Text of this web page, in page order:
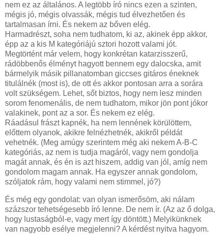
nem ez az általános. A legtöbb író nincs ezen a szinten,
mégis jó, mégis olvassák, mégis tud élvezhetően és
tartalmasan írni. És nekem az bőven elég.
Harmadrészt, soha nem tudhatom, ki az, akinek épp akkor,
épp az a kis M kategóriájú sztori hozott valami jót.
Megtörtént már velem, hogy konkrétan katarzisszerű,
rádöbbenős élményt hagyott bennem egy dalocska, amit
bármelyik másik pillanatomban giccses gitáros éneknek
titulálnék (most is), de ott és akkor pontosan arra a sorára
volt szükségem. Lehet, sőt biztos, hogy nem lesz minden
sorom fenomenális, de nem tudhatom, mikor jön pont jókor
valakinek, pont az a sor. És nekem ez elég.
Ráadásul frászt kapnék, ha nem lennének körülöttem,
előttem olyanok, akikre felnézhetnék, akikről példát
vehetnék. (Meg amúgy szerintem még aki nekem A-B-C
kategóriás, az nem is tudja magáról, vagy nem gondolja
magát annak, és én is azt hiszem, addig van jól, amíg nem
gondolom magam annak. Ha egyszer annak gondolom,
szóljatok rám, hogy valami nem stimmel, jó?)
És még egy gondolat: van olyan ismerősöm, aki nálam
százszor tehetségesebb író lenne. De nem ír. (Az az ő dolga,
hogy lustaságból-e, vagy mert így döntött.) Melyikünknek
van nagyobb esélye megjelenni? A kérdést nyitva hagyom.